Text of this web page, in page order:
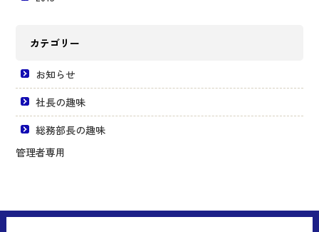
カテゴリー
お知らせ
社長の趣味
総務部長の趣味
管理者専用